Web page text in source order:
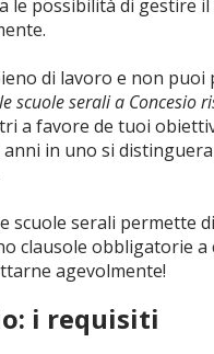
le possibilità di gestire
di lavoro e non
scuole serali a Concesio
a favore de tuoi
in uno si
scuole serali permette
clausole obbligatorie
agevolmente!
i requisiti